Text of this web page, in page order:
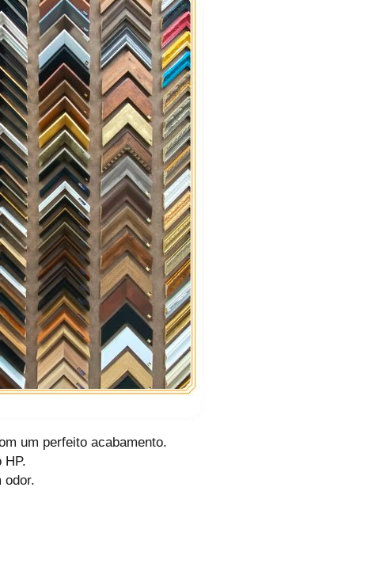
um perfeito acabamento.
HP.
odor.